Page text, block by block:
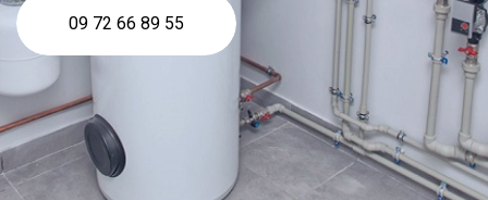
09 72 66 89 55